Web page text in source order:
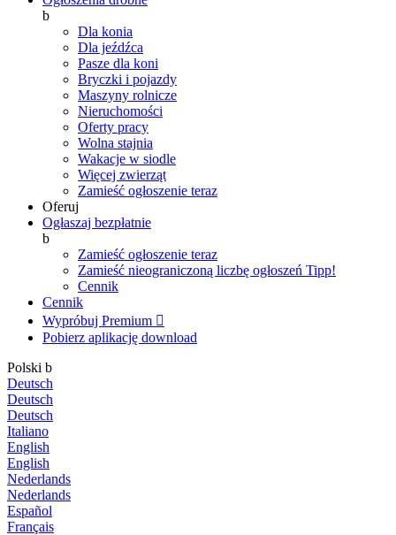
b
Dla konia
Dla jeźdźca
Pasze dla koni
Bryczki i pojazdy
Maszyny rolnicze
Nieruchomości
Oferty pracy
Wolna stajnia
Wakacje w siodle
Więcej zwierząt
Zamieść ogłoszenie teraz
Oferuj
Ogłaszaj bezpłatnie
b
Zamieść ogłoszenie teraz
Zamieść nieograniczoną liczbę ogłoszeń Tipp!
Cennik
Cennik
Wypróbuj Premium 
Pobierz aplikację download
Polski b
Deutsch
Deutsch
Deutsch
Italiano
English
English
Nederlands
Nederlands
Español
Français